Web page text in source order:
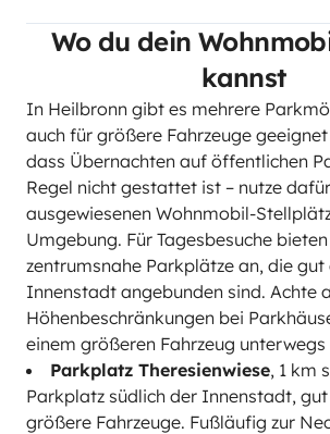
Wo du dein
kannst
In Heilbronn gibt es mehrere
auch für größere Fahrzeuge
dass Übernachten auf öffentlichen
Regel nicht gestattet ist – nutze
ausgewiesenen Wohnmobil-
Umgebung. Für Tagesbesuche
zentrumsnahe Parkplätze an, die gut
Innenstadt angebunden sind. Achte
Höhenbeschränkungen bei
einem größeren Fahrzeug unterwegs
Parkplatz Theresienwiese, 1 km
Parkplatz südlich der Innenstadt,
größere Fahrzeuge. Fußläufig zur